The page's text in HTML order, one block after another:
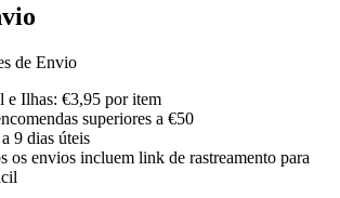
de Envio
e Ilhas: €3,95 por item
superiores a €50
9 dias úteis
os envios incluem link de rastreamento para